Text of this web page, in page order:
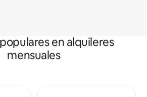
en alquileres
mensuales